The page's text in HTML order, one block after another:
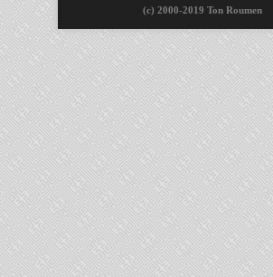
(c) 2000-2019 Ton Roumen